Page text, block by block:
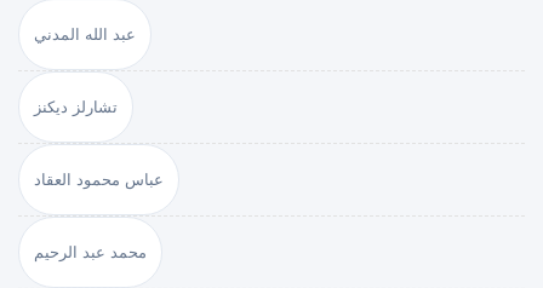
عبد الله المدني
تشارلز ديكنز
عباس محمود العقاد
محمد عبد الرحيم